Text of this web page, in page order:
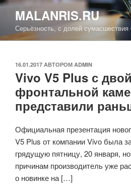
Перейти
содержимому
MALANRIS.RU
Серьёзность, с долей
ОПУБЛИКОВАНО
16.01.2017 АВТОРОМ ADMIN
Vivo V5 Plus с
фронтальной
представили
Официальная презентация
V5 Plus от компании Vivo была
грядущую пятницу, 20 января,
причинам производитель уже
о новинке на […]